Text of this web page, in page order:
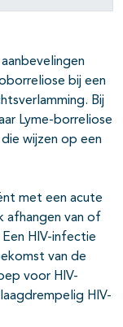
bij een
Bij
Lyme-borreliose
wijzen op een
met een acute
afhangen van of
HIV-infectie
van de
voor HIV-
HIV-